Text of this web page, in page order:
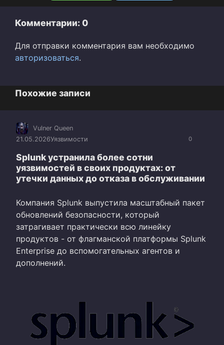
Комментарии: 0
Для отправки комментария вам необходимо
авторизоваться.
Похожие записи
0
Vulner Queen
21.05.2026Уязвимости
Splunk устранила более сотни
уязвимостей в своих продуктах: от
утечки данных до отказа в обслуживании
Компания Splunk выпустила масштабный пакет
обновлений безопасности, который
затрагивает практически всю линейку
продуктов - от флагманской платформы Splunk
Enterprise до вспомогательных агентов и
дополнений.